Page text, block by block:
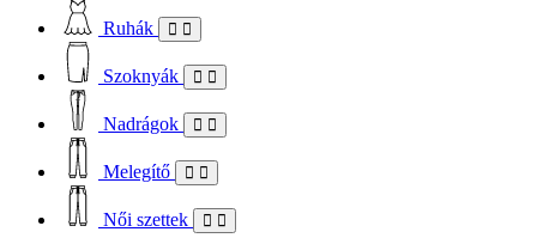
Ruhák
Szoknyák
Nadrágok
Melegítő
Női szettek